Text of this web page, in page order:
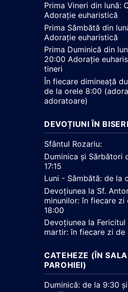
Prima Vineri din lună:
Adorație euharistică
Prima Sâmbătă din
Adorație euharistică
Prima Duminică din
20:00 Adorație
tineri
În fiecare dimineață
de la orele 8:00
adoratoare)
DEVOȚIUNI ÎN
Sfântul Rozariu:
Duminica și Sărbători
17:15
Luni - Sâmbătă: de la
Devoțiunea la Sf.
minunilor: în fiecare
18:00
Devoțiunea la
martir: în fiecare zi de
CATEHEZE (ÎN
PAROHIEI)
Duminică: de la 9:30